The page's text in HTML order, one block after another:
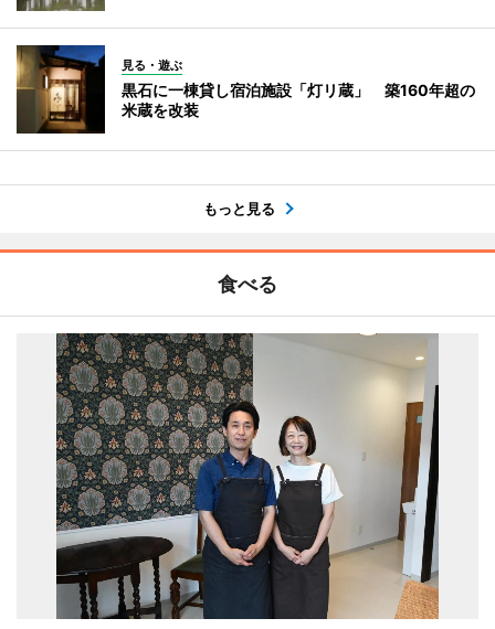
見る・遊ぶ
黒石に一棟貸し宿泊施設「灯リ蔵」 築160年超の
米蔵を改装
もっと見る
食べる